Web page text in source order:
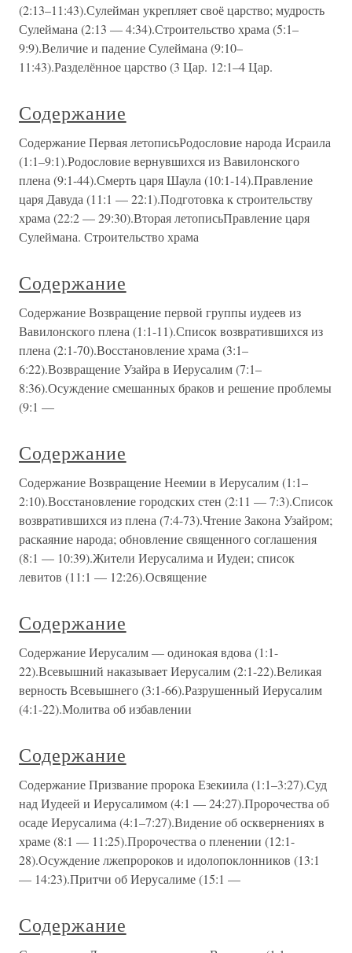
(2:13–11:43).Сулейман укрепляет своё царство; мудрость
Сулеймана (2:13 — 4:34).Строительство храма (5:1–
9:9).Величие и падение Сулеймана (9:10–
11:43).Разделённое царство (3 Цар. 12:1–4 Цар.
Содержание
Содержание Первая летописьРодословие народа Исраила
(1:1–9:1).Родословие вернувшихся из Вавилонского
плена (9:1-44).Смерть царя Шаула (10:1-14).Правление
царя Давуда (11:1 — 22:1).Подготовка к строительству
храма (22:2 — 29:30).Вторая летописьПравление царя
Сулеймана. Строительство храма
Содержание
Содержание Возвращение первой группы иудеев из
Вавилонского плена (1:1-11).Список возвратившихся из
плена (2:1-70).Восстановление храма (3:1–
6:22).Возвращение Узайра в Иерусалим (7:1–
8:36).Осуждение смешанных браков и решение проблемы
(9:1 —
Содержание
Содержание Возвращение Неемии в Иерусалим (1:1–
2:10).Восстановление городских стен (2:11 — 7:3).Список
возвратившихся из плена (7:4-73).Чтение Закона Узайром;
раскаяние народа; обновление священного соглашения
(8:1 — 10:39).Жители Иерусалима и Иудеи; список
левитов (11:1 — 12:26).Освящение
Содержание
Содержание Иерусалим — одинокая вдова (1:1-
22).Всевышний наказывает Иерусалим (2:1-22).Великая
верность Всевышнего (3:1-66).Разрушенный Иерусалим
(4:1-22).Молитва об избавлении
Содержание
Содержание Призвание пророка Езекиила (1:1–3:27).Суд
над Иудеей и Иерусалимом (4:1 — 24:27).Пророчества об
осаде Иерусалима (4:1–7:27).Видение об осквернениях в
храме (8:1 — 11:25).Пророчества о пленении (12:1-
28).Осуждение лжепророков и идолопоклонников (13:1
— 14:23).Притчи об Иерусалиме (15:1 —
Содержание